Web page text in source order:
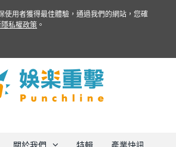
用者獲得最佳體驗，通過我們的網站，您確
隱私權政策 。